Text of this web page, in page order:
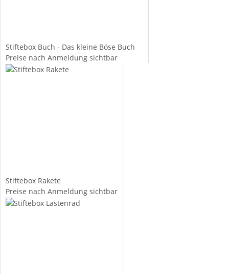
Stiftebox Buch - Das kleine Böse Buch
Preise nach Anmeldung sichtbar
Stiftebox Rakete
Preise nach Anmeldung sichtbar